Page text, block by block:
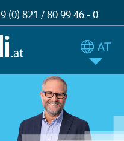
(0) 821 / 80 99 46 - 0